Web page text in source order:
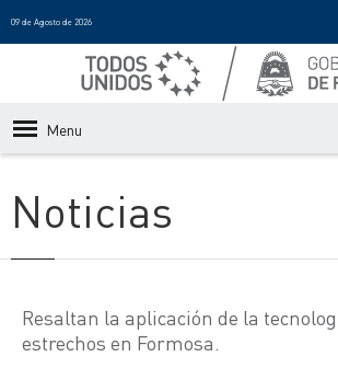
09 de Agosto de 2026
Menu
Noticias
Resaltan la aplicación de la
estrechos en Formosa.